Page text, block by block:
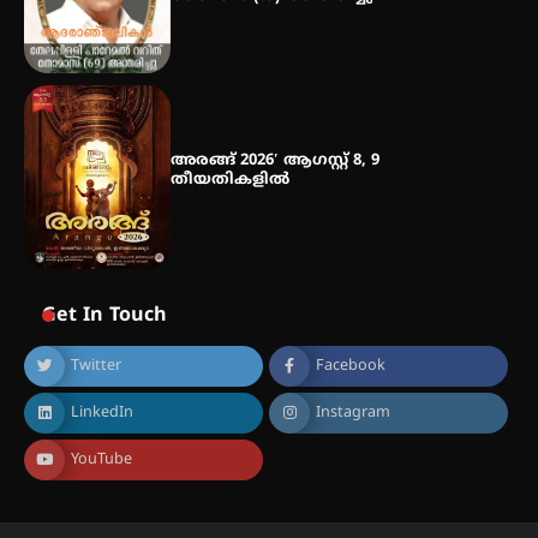
അരങ്ങ് 2026′ ആഗസ്റ്റ് 8, 9
തീയതികളിൽ
Get In Touch
Twitter Facebook
LinkedIn Instagram
YouTube